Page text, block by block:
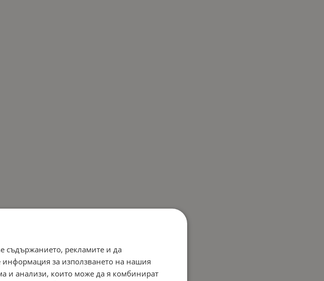
съдържанието, рекламите и да
за използването на нашия
и анализи, които може да я комбинират